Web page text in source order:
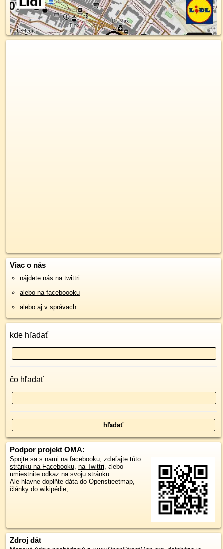
Viac o nás
nájdete nás na twittri
alebo na faceboooku
alebo aj v správach
kde hľadať
čo hľadať
Podpor projekt OMA:
Spojte sa s nami na facebooku, zdieľajte túto
stránku na Facebooku, na Twittri, alebo
umiestnite odkaz na svoju stránku.
Ale hlavne doplňte dáta do Openstreetmap,
články do wikipédie, ...
Zdroj dát